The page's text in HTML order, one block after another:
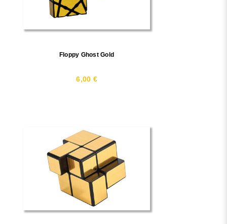
Floppy Ghost Gold
6,00 €